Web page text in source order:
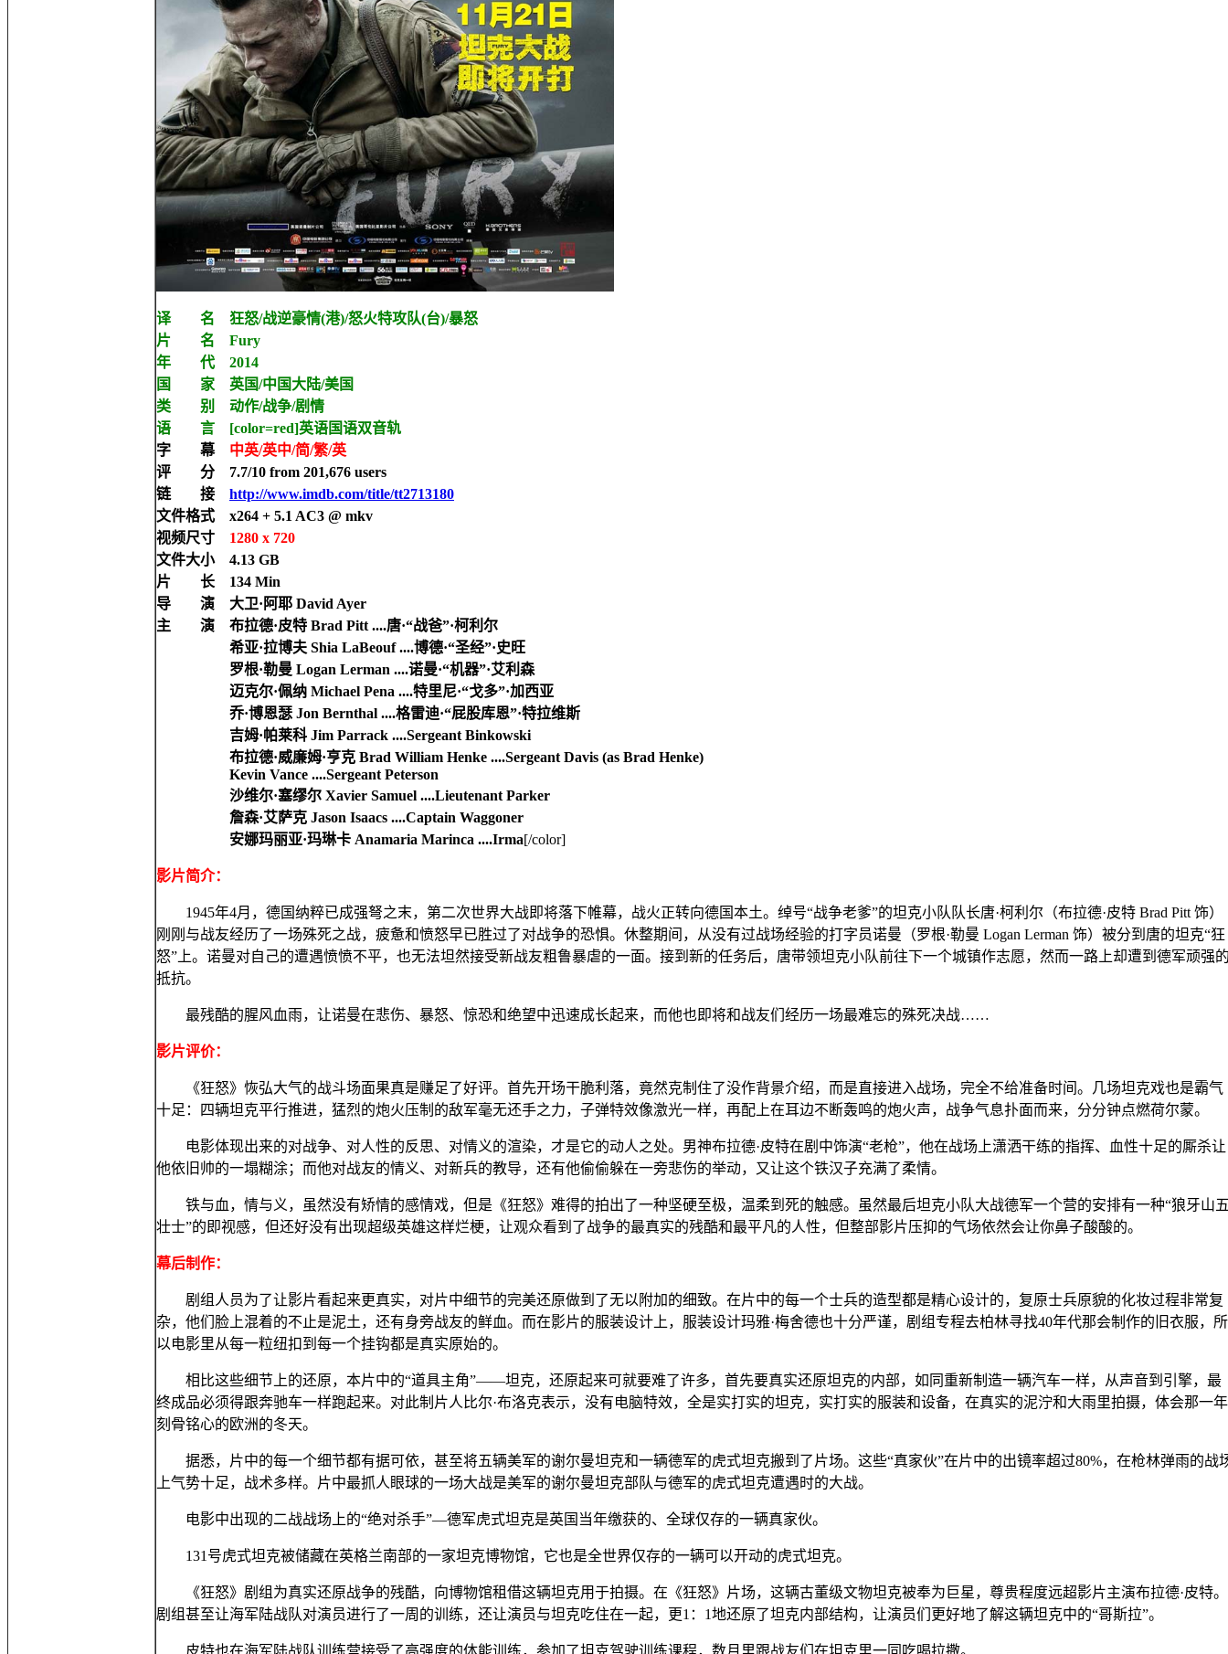
译 名 狂怒/战逆豪情(港)/怒火特攻队(台)/暴怒
片 名 Fury
年 代 2014
国 家 英国/中国大陆/美国
类 别 动作/战争/剧情
语 言 [color=red]英语国语双音轨
字 幕 中英/英中/简/繁/英
评 分 7.7/10 from 201,676 users
链 接 http://www.imdb.com/title/tt2713180
文件格式 x264 + 5.1 AC3 @ mkv
视频尺寸 1280 x 720
文件大小 4.13 GB
片 长 134 Min
导 演 大卫·阿耶 David Ayer
主 演 布拉德·皮特 Brad Pitt ....唐·“战爸”·柯利尔
希亚·拉博夫 Shia LaBeouf ....博德·“圣经”·史旺
罗根·勒曼 Logan Lerman ....诺曼·“机器”·艾利森
迈克尔·佩纳 Michael Pena ....特里尼·“戈多”·加西亚
乔·博恩瑟 Jon Bernthal ....格雷迪·“屁股库恩”·特拉维斯
吉姆·帕莱科 Jim Parrack ....Sergeant Binkowski
布拉德·威廉姆·亨克 Brad William Henke ....Sergeant Davis (as Brad Henke)
Kevin Vance ....Sergeant Peterson
沙维尔·塞缪尔 Xavier Samuel ....Lieutenant Parker
詹森·艾萨克 Jason Isaacs ....Captain Waggoner
安娜玛丽亚·玛琳卡 Anamaria Marinca ....Irma[/color]
影片简介：
1945年4月，德国纳粹已成强弩之末，第二次世界大战即将落下帷幕，战火正转向德国本土。绰号“战争老爹”的坦克小队队长唐·柯利尔（布拉德·皮特 Brad Pitt 饰）
刚刚与战友经历了一场殊死之战，疲惫和愤怒早已胜过了对战争的恐惧。休整期间，从没有过战场经验的打字员诺曼（罗根·勒曼 Logan Lerman 饰）被分到唐的坦克“狂
怒”上。诺曼对自己的遭遇愤愤不平，也无法坦然接受新战友粗鲁暴虐的一面。接到新的任务后，唐带领坦克小队前往下一个城镇作志愿，然而一路上却遭到德军顽强
抵抗。
最残酷的腥风血雨，让诺曼在悲伤、暴怒、惊恐和绝望中迅速成长起来，而他也即将和战友们经历一场最难忘的殊死决战……
影片评价：
《狂怒》恢弘大气的战斗场面果真是赚足了好评。首先开场干脆利落，竟然克制住了没作背景介绍，而是直接进入战场，完全不给准备时间。几场坦克戏也是霸气
十足：四辆坦克平行推进，猛烈的炮火压制的敌军毫无还手之力，子弹特效像激光一样，再配上在耳边不断轰鸣的炮火声，战争气息扑面而来，分分钟点燃荷尔蒙。
电影体现出来的对战争、对人性的反思、对情义的渲染，才是它的动人之处。男神布拉德·皮特在剧中饰演“老枪”，他在战场上潇洒干练的指挥、血性十足的厮杀让
他依旧帅的一塌糊涂；而他对战友的情义、对新兵的教导，还有他偷偷躲在一旁悲伤的举动，又让这个铁汉子充满了柔情。
铁与血，情与义，虽然没有矫情的感情戏，但是《狂怒》难得的拍出了一种坚硬至极，温柔到死的触感。虽然最后坦克小队大战德军一个营的安排有一种“狼牙山
壮士”的即视感，但还好没有出现超级英雄这样烂梗，让观众看到了战争的最真实的残酷和最平凡的人性，但整部影片压抑的气场依然会让你鼻子酸酸的。
幕后制作：
剧组人员为了让影片看起来更真实，对片中细节的完美还原做到了无以附加的细致。在片中的每一个士兵的造型都是精心设计的，复原士兵原貌的化妆过程非常复
杂，他们脸上混着的不止是泥土，还有身旁战友的鲜血。而在影片的服装设计上，服装设计玛雅·梅舍德也十分严谨，剧组专程去柏林寻找40年代那会制作的旧衣服，所
以电影里从每一粒纽扣到每一个挂钩都是真实原始的。
相比这些细节上的还原，本片中的“道具主角”——坦克，还原起来可就要难了许多，首先要真实还原坦克的内部，如同重新制造一辆汽车一样，从声音到引擎，最
终成品必须得跟奔驰车一样跑起来。对此制片人比尔·布洛克表示，没有电脑特效，全是实打实的坦克，实打实的服装和设备，在真实的泥泞和大雨里拍摄，体会那一年
刻骨铭心的欧洲的冬天。
据悉，片中的每一个细节都有据可依，甚至将五辆美军的谢尔曼坦克和一辆德军的虎式坦克搬到了片场。这些“真家伙”在片中的出镜率超过80%，在枪林弹雨的战
上气势十足，战术多样。片中最抓人眼球的一场大战是美军的谢尔曼坦克部队与德军的虎式坦克遭遇时的大战。
电影中出现的二战战场上的“绝对杀手”—德军虎式坦克是英国当年缴获的、全球仅存的一辆真家伙。
131号虎式坦克被储藏在英格兰南部的一家坦克博物馆，它也是全世界仅存的一辆可以开动的虎式坦克。
《狂怒》剧组为真实还原战争的残酷，向博物馆租借这辆坦克用于拍摄。在《狂怒》片场，这辆古董级文物坦克被奉为巨星，尊贵程度远超影片主演布拉德·皮特。
剧组甚至让海军陆战队对演员进行了一周的训练，还让演员与坦克吃住在一起，更1：1地还原了坦克内部结构，让演员们更好地了解这辆坦克中的“哥斯拉”。
皮特也在海军陆战队训练营接受了高强度的体能训练，参加了坦克驾驶训练课程，数月里跟战友们在坦克里一同吃喝拉撒。